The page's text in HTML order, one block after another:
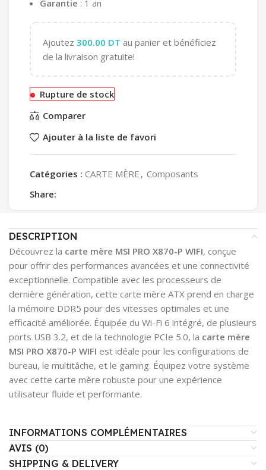
Garantie : 1 an
Ajoutez 300.00 DT au panier et bénéficiez
de la livraison gratuite!
Rupture de stock
Comparer
Ajouter à la liste de favori
Catégories : CARTE MÈRE , Composants
Share:
DESCRIPTION
Découvrez la carte mère MSI PRO X870-P WIFI, conçue
pour offrir des performances avancées et une connectivité
exceptionnelle. Compatible avec les processeurs de
dernière génération, cette carte mère ATX prend en charge
la mémoire DDR5 pour des vitesses optimales et une
efficacité améliorée. Équipée du Wi-Fi 6 intégré, de plusieurs
ports USB 3.2, et de la technologie PCIe 5.0, la carte mère
MSI PRO X870-P WIFI est idéale pour les configurations de
bureau, le multitâche, et le gaming. Équipez votre système
avec cette carte mère robuste pour une expérience
utilisateur fluide et performante.
INFORMATIONS COMPLÉMENTAIRES
AVIS (0)
SHIPPING & DELIVERY